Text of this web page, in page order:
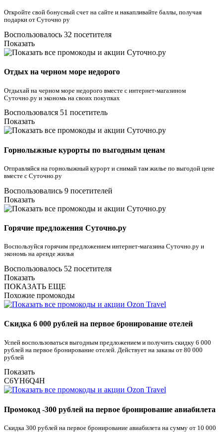
Откройте свой бонусный счет на сайте и накапливайте баллы, получая
подарки от Суточно ру
Воспользовалось 32 посетителя
Показать
Отдых на черном море недорого
Отдыхай на черном море недорого вместе с интернет-магазином
Суточно.ру и экономь на своих покупках
Воспользовался 51 посетитель
Показать
Горнолыжные курорты по выгодным ценам
Отправляйся на горнолыжный курорт и снимай там жилье по выгодой цене
вместе с Суточно.ру
Воспользовались 9 посетителей
Показать
Горячие предложения Суточно.ру
Воспользуйся горячим предложением интернет-магазина Суточно.ру и
экономь на аренде жилья
Воспользовалось 52 посетителя
Показать
ПОКАЗАТЬ ЕЩЕ
Похожие промокоды
Скидка 6 000 рублей на первое бронирование отелей
Успей воспользоваться выгодным предложением и получить скидку 6 000
рублей на первое бронирование отелей. Действует на заказы от 80 000
рублей
Показать
C6YH6Q4H
Промокод -300 рублей на первое бронирование авиабилета
Скидка 300 рублей на первое бронирование авиабилета на сумму от 10 000